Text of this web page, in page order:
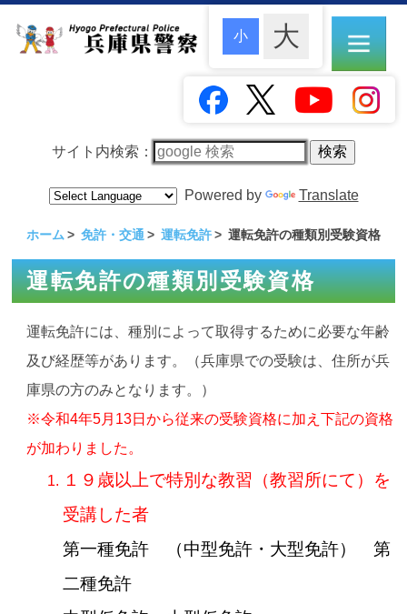
サイト内検索：
Powered by Translate
ホーム 免許・交通 運転免許 運転免許の種類別受験資格
運転免許の種類別受験資格
運転免許には、種別によって取得するために必要な年齢
及び経歴等があります。（兵庫県での受験は、住所が兵
庫県の方のみとなります。）
※令和4年5月13日から従来の受験資格に加え下記の資格
が加わりました。
１９歳以上で特別な教習（教習所にて）を
受講した者
第一種免許 （中型免許・大型免許） 第
二種免許